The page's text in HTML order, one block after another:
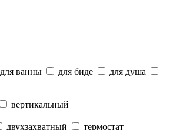
для ванны для биде
для душа
вертикальный
двухзахватный термостат